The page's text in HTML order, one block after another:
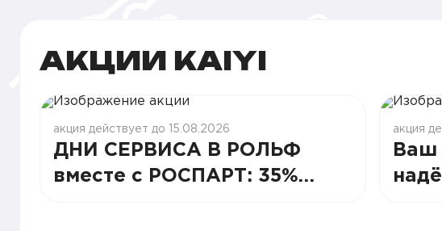
АКЦИИ KAIYI
акция действует до 15.08.2026
ДНИ СЕРВИСА В РОЛЬФ
вместе с РОСПАРТ: 35%
акция
Ваш